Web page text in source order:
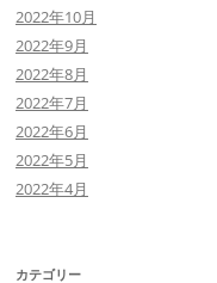
2022年10月
2022年9月
2022年8月
2022年7月
2022年6月
2022年5月
2022年4月
カテゴリー